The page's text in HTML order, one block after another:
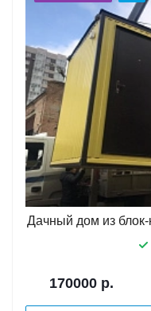
Дачный дом из
170000 р.